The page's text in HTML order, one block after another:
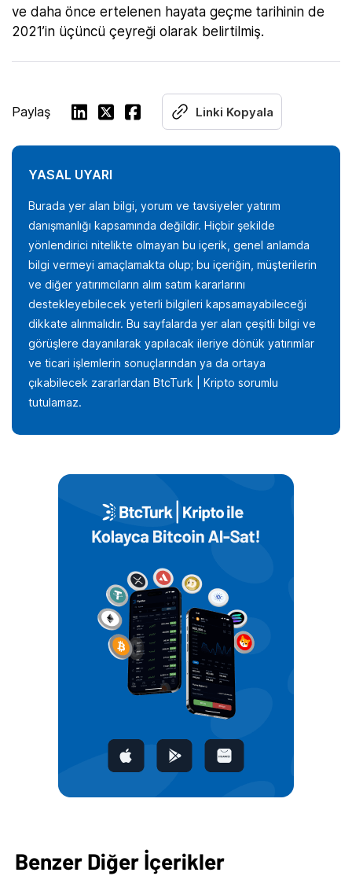
ve daha önce ertelenen hayata geçme tarihinin de
2021’in üçüncü çeyreği olarak belirtilmiş.
Paylaş Linki Kopyala
YASAL UYARI
Burada yer alan bilgi, yorum ve tavsiyeler yatırım
danışmanlığı kapsamında değildir. Hiçbir şekilde
yönlendirici nitelikte olmayan bu içerik, genel anlamda
bilgi vermeyi amaçlamakta olup; bu içeriğin, müşterilerin
ve diğer yatırımcıların alım satım kararlarını
destekleyebilecek yeterli bilgileri kapsamayabileceği
dikkate alınmalıdır. Bu sayfalarda yer alan çeşitli bilgi ve
görüşlere dayanılarak yapılacak ileriye dönük yatırımlar
ve ticari işlemlerin sonuçlarından ya da ortaya
çıkabilecek zararlardan BtcTurk | Kripto sorumlu
tutulamaz.
Benzer Diğer İçerikler